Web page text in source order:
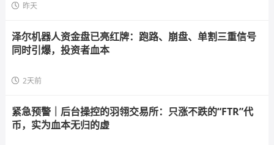
昨天
泽尔机器人资金盘已亮红牌：跑路、崩盘、单割三重信号
同时引爆，投资者血本
2天前
紧急预警｜后台操控的羽翎交易所：只涨不跌的“FTR”代
币，实为血本无归的虚